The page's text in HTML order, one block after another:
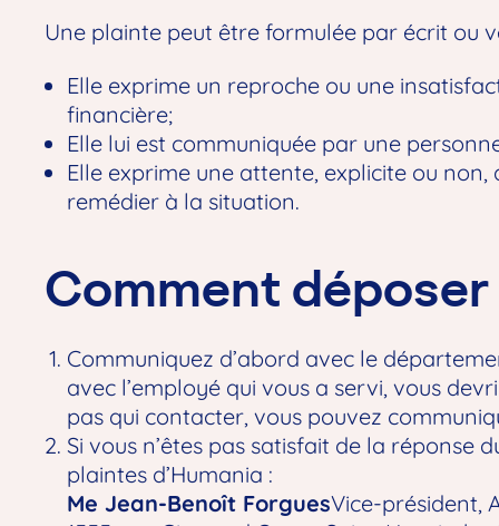
Une plainte peut être formulée par écrit ou
Elle exprime un reproche ou une
financière;
Elle lui est communiquée par une
Elle exprime une attente, explicite ou
remédier à la situation.
Comment
Communiquez d’abord avec le
avec l’employé qui vous a servi, vous
pas qui contacter, vous pouvez
Si vous n’êtes pas satisfait de la
plaintes d’Humania :
Me Jean-Benoît ForguesVice-président,